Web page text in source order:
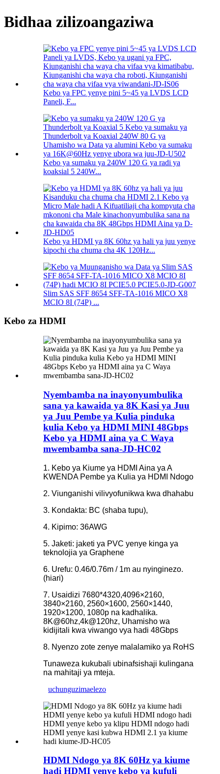
Bidhaa zilizoangaziwa
Kebo ya FPC yenye pini 5~45 ya LVDS LCD
Paneli, F...
Kebo ya sumaku ya 240W 120 G ya radi ya
koaksial 5 240W...
Kebo ya HDMI ya 8K 60hz ya hali ya juu yenye
kipochi cha chuma cha 4K 120Hz...
Slim SAS SFF 8654 SFF-TA-1016 MICO X8
MCIO 8I (74P) ...
Kebo za HDMI
Nyembamba na inayonyumbulika
sana ya kawaida ya 8K Kasi ya Juu
ya Juu Pembe ya Kulia pinduka
kulia Kebo ya HDMI MINI 48Gbps
Kebo ya HDMI aina ya C Waya
mwembamba sana-JD-HC02
1. Kebo ya Kiume ya HDMI Aina ya A
KWENDA Pembe ya Kulia ya HDMI Ndogo
2. Viunganishi vilivyofunikwa kwa dhahabu
3. Kondakta: BC (shaba tupu),
4. Kipimo: 36AWG
5. Jaketi: jaketi ya PVC yenye kinga ya
teknolojia ya Graphene
6. Urefu: 0.46/0.76m / 1m au nyinginezo.
(hiari)
7. Usaidizi 7680*4320,4096×2160,
3840×2160, 2560×1600, 2560×1440,
1920×1200, 1080p na kadhalika.
8K@60hz,4k@120hz, Uhamisho wa
kidijitali kwa viwango vya hadi 48Gbps
8. Nyenzo zote zenye malalamiko ya RoHS
Tunaweza kukubali ubinafsishaji kulingana
na mahitaji ya mteja.
uchunguzimaelezo
HDMI Ndogo ya 8K 60Hz ya kiume
hadi HDMI yenye kebo ya kufuli